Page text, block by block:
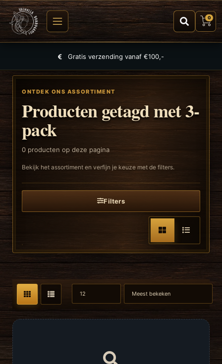
0
Gratis verzending vanaf €100,-
ONTDEK ONS ASSORTIMENT
Producten getagd met 3-
pack
0 producten op deze pagina
Bekijk het assortiment en verfijn je keuze met de filters.
Filters